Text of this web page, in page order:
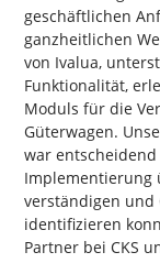
geschäftlichen
ganzheitlichen
von Ivalua,
Funktionalität,
Moduls für die
Güterwagen.
war
Implementierung
verständigen und
identifizieren
Partner bei CKS